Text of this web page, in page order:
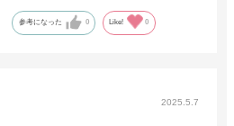
参考になった 0 Like! 0
2025.5.7